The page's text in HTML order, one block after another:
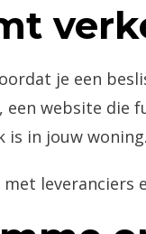
je een
, een website die
is in jouw woning.
leveranciers